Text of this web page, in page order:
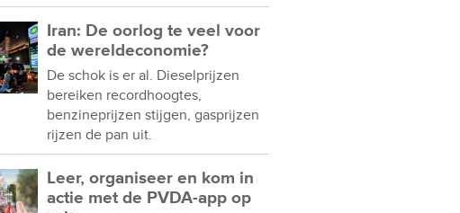
Iran: De oorlog te veel voor
de wereldeconomie?
De schok is er al. Dieselprijzen
bereiken recordhoogtes,
benzineprijzen stijgen, gasprijzen
rijzen de pan uit.
Leer, organiseer en kom in
actie met de PVDA-app op